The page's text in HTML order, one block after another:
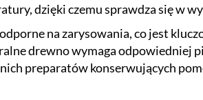
dzięki czemu sprawdza się w
na zarysowania, co jest
drewno wymaga odpowiedniej
preparatów konserwujących